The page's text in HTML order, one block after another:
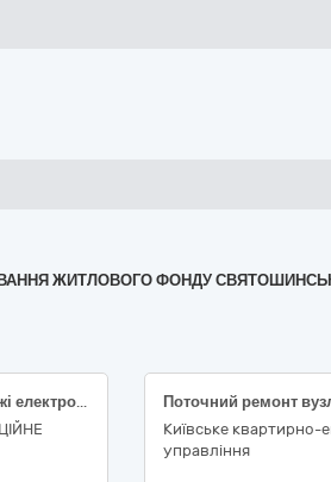
ЖИТЛОВОГО ФОНДУ
Капітальний ремонт (заміна) мережі електропостачання, в/м №***, м. Миколаїв
Київське квартирно-
управління